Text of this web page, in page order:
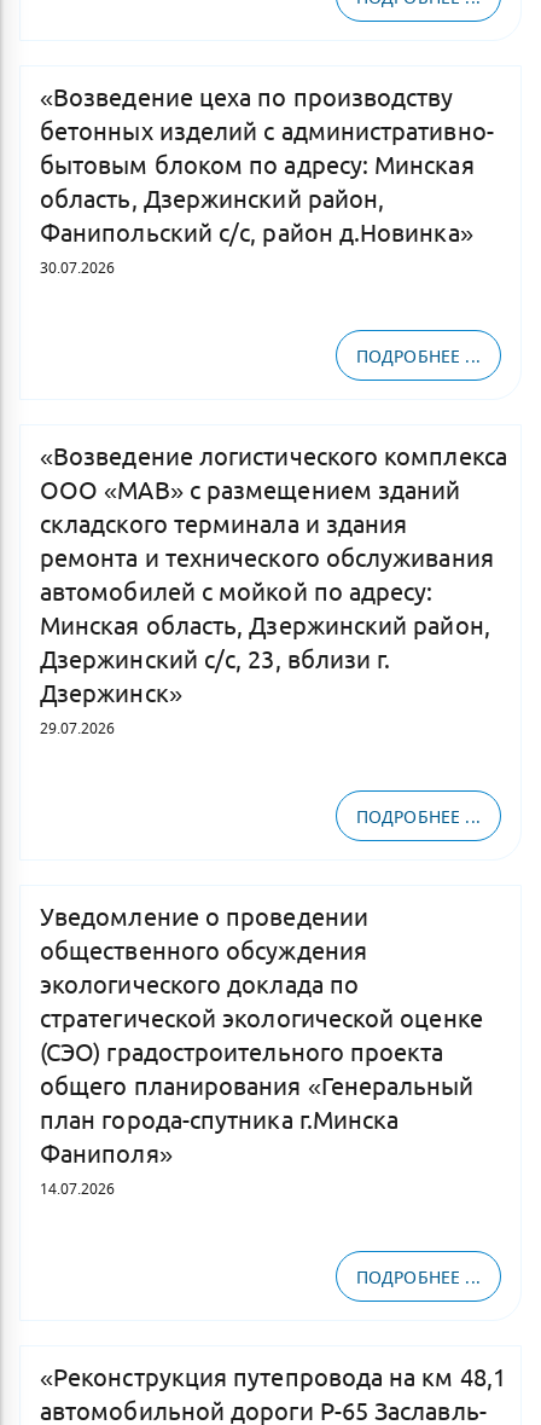
«Возведение цеха по производству
бетонных изделий с административно-
бытовым блоком по адресу: Минская
область, Дзержинский район,
Фанипольский с/с, район д.Новинка»
30.07.2026
ПОДРОБНЕЕ ...
«Возведение логистического комплекса
ООО «МАВ» с размещением зданий
складского терминала и здания
ремонта и технического обслуживания
автомобилей с мойкой по адресу:
Минская область, Дзержинский район,
Дзержинский с/с, 23, вблизи г.
Дзержинск»
29.07.2026
ПОДРОБНЕЕ ...
Уведомление о проведении
общественного обсуждения
экологического доклада по
стратегической экологической оценке
(СЭО) градостроительного проекта
общего планирования «Генеральный
план города-спутника г.Минска
Фаниполя»
14.07.2026
ПОДРОБНЕЕ ...
«Реконструкция путепровода на км 48,1
автомобильной дороги Р-65 Заславль-